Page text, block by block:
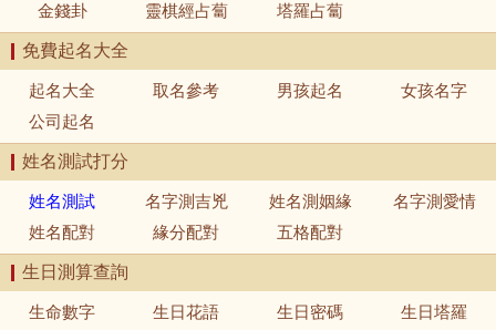
金錢卦
靈棋經占蔔 塔羅占蔔
免費起名大全
起名大全 取名參考 男孩起名
女孩名字
公司起名
姓名測試打分
姓名測試 名字測吉兇 姓名測姻緣
名字測愛情
姓名配對
緣分配對 五格配對
生日測算查詢
生命數字 生日花語 生日密碼
生日塔羅